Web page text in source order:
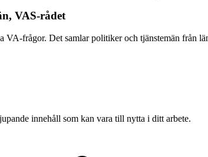
VAS-rådet
Det samlar politiker och tjänstemän från
innehåll som kan vara till nytta i ditt arbete.